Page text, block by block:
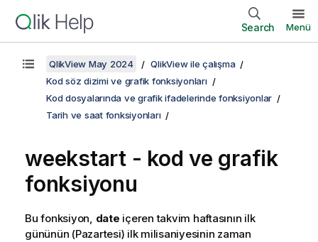
Search Menü
QlikView May 2024
QlikView ile çalışma
Kod söz dizimi ve grafik fonksiyonları
Kod dosyalarında ve grafik ifadelerinde fonksiyonlar
Tarih ve saat fonksiyonları
weekstart - kod ve grafik
fonksiyonu
Bu fonksiyon, date içeren takvim haftasının ilk
gününün (Pazartesi) ilk milisaniyesinin zaman